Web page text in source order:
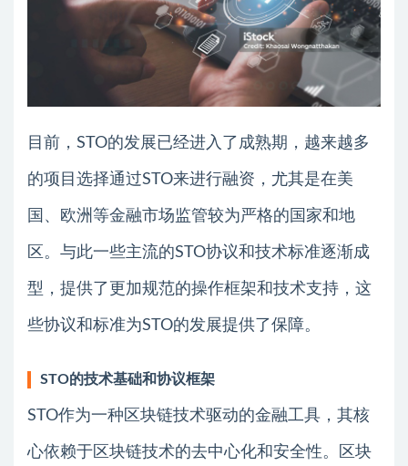
目前，STO的发展已经进入了成熟期，越来越多
的项目选择通过STO来进行融资，尤其是在美
国、欧洲等金融市场监管较为严格的国家和地
区。与此一些主流的STO协议和技术标准逐渐成
型，提供了更加规范的操作框架和技术支持，这
些协议和标准为STO的发展提供了保障。
STO的技术基础和协议框架
STO作为一种区块链技术驱动的金融工具，其核
心依赖于区块链技术的去中心化和安全性。区块